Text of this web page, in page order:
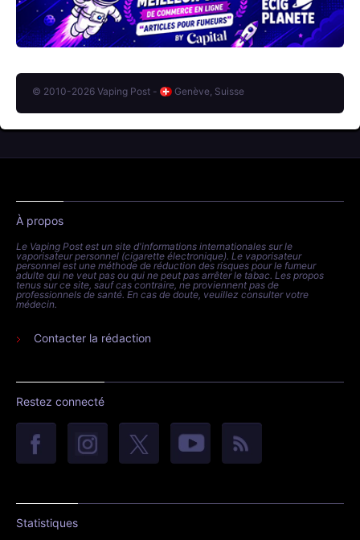
© 2010-2026 Vaping Post - Genève, Suisse
À propos
Le Vaping Post est un site d'informations internationales sur le
vaporisateur personnel (cigarette électronique). Le vaporisateur
personnel est une méthode de réduction des risques pour le fumeur
adulte qui ne veut pas ou qui ne peut pas arrêter le tabac. Les propos
tenus sur ce site, sauf cas contraire, ne proviennent pas de
professionnels de santé. En cas de doute, veuillez consulter votre
médecin.
Contacter la rédaction
Restez connecté
Statistiques